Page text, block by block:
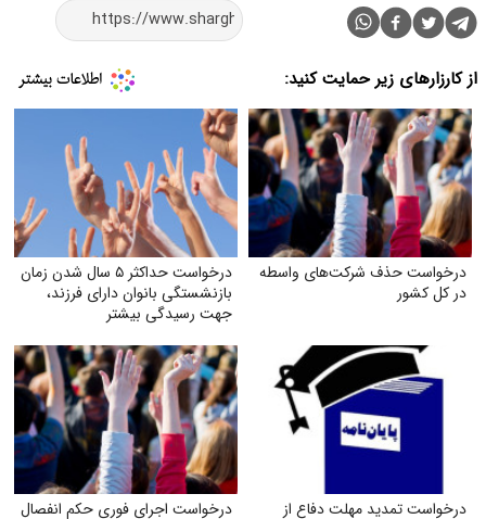
از کارزارهای زیر حمایت کنید:
درخواست حذف شرکت‌های واسطه
در کل کشور
درخواست حداکثر ۵ سال شدن زمان
بازنشستگی بانوان دارای فرزند،
جهت رسیدگی بیشتر
درخواست تمدید مهلت دفاع از
درخواست اجرای فوری حکم انفصال